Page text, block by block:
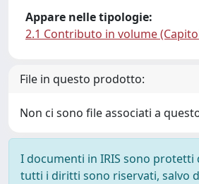
Appare nelle tipologie:
2.1 Contributo in volume
File in questo prodotto:
Non ci sono file associati a
I documenti in IRIS sono protetti
tutti i diritti sono riservati, salvo